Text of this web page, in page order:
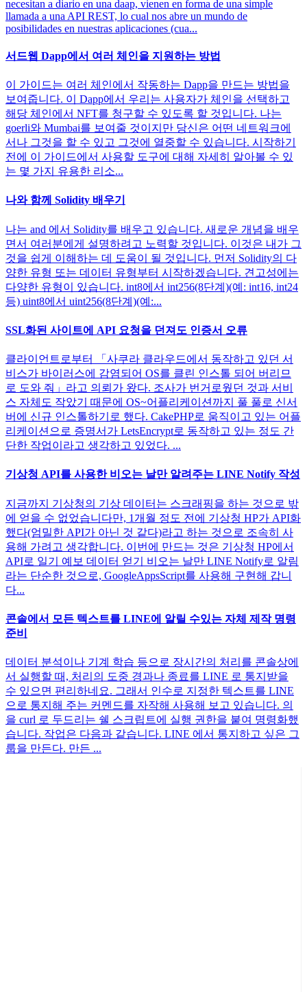
necesitan a diario en una daap, vienen en forma de una simple
llamada a una API REST, lo cual nos abre un mundo de
posibilidades en nuestras aplicaciones (cua...
서드웹 Dapp에서 여러 체인을 지원하는 방법
이 가이드는 여러 체인에서 작동하는 Dapp을 만드는 방법을
보여줍니다. 이 Dapp에서 우리는 사용자가 체인을 선택하고
해당 체인에서 NFT를 청구할 수 있도록 할 것입니다. 나는
goerli와 Mumbai를 보여줄 것이지만 당신은 어떤 네트워크에
서나 그것을 할 수 있고 그것에 열중할 수 있습니다. 시작하기
전에 이 가이드에서 사용할 도구에 대해 자세히 알아볼 수 있
는 몇 가지 유용한 리소...
나와 함께 Solidity 배우기
나는 and 에서 Solidity를 배우고 있습니다. 새로운 개념을 배우
면서 여러분에게 설명하려고 노력할 것입니다. 이것은 내가 그
것을 쉽게 이해하는 데 도움이 될 것입니다. 먼저 Solidity의 다
양한 유형 또는 데이터 유형부터 시작하겠습니다. 견고성에는
다양한 유형이 있습니다. int8에서 int256(8단계)(예: int16, int24
등) uint8에서 uint256(8단계)(예:...
SSL화된 사이트에 API 요청을 던져도 인증서 오류
클라이언트로부터 「사쿠라 클라우드에서 동작하고 있던 서
비스가 바이러스에 감염되어 OS를 클린 인스톨 되어 버리므
로 도와 줘」라고 의뢰가 왔다. 조사가 번거로웠던 것과 서비
스 자체도 작았기 때문에 OS~어플리케이션까지 풀 풀로 신서
버에 신규 인스톨하기로 했다. CakePHP로 움직이고 있는 어플
리케이션으로 증명서가 LetsEncrypt로 동작하고 있는 정도 간
단한 작업이라고 생각하고 있었다. ...
기상청 API를 사용한 비오는 날만 알려주는 LINE Notify 작성
지금까지 기상청의 기상 데이터는 스크래핑을 하는 것으로 밖
에 얻을 수 없었습니다만, 1개월 정도 전에 기상청 HP가 API화
했다(엄밀한 API가 아닌 것 같다)라고 하는 것으로 조속히 사
용해 가려고 생각합니다. 이번에 만드는 것은 기상청 HP에서
API로 일기 예보 데이터 얻기 비오는 날만 LINE Notify로 알림
라는 단순한 것으로, GoogleAppsScript를 사용해 구현해 갑니
다...
콘솔에서 모든 텍스트를 LINE에 알릴 수있는 자체 제작 명령
준비
데이터 분석이나 기계 학습 등으로 장시간의 처리를 콘솔상에
서 실행할 때, 처리의 도중 경과나 종료를 LINE 로 통지받을
수 있으면 편리하네요. 그래서 인수로 지정한 텍스트를 LINE
으로 통지해 주는 커멘드를 자작해 사용해 보고 있습니다. 의
을 curl 로 두드리는 쉘 스크립트에 실행 권한을 붙여 명령화했
습니다. 작업은 다음과 같습니다. LINE 에서 통지하고 싶은 그
룹을 만든다. 만든 ...